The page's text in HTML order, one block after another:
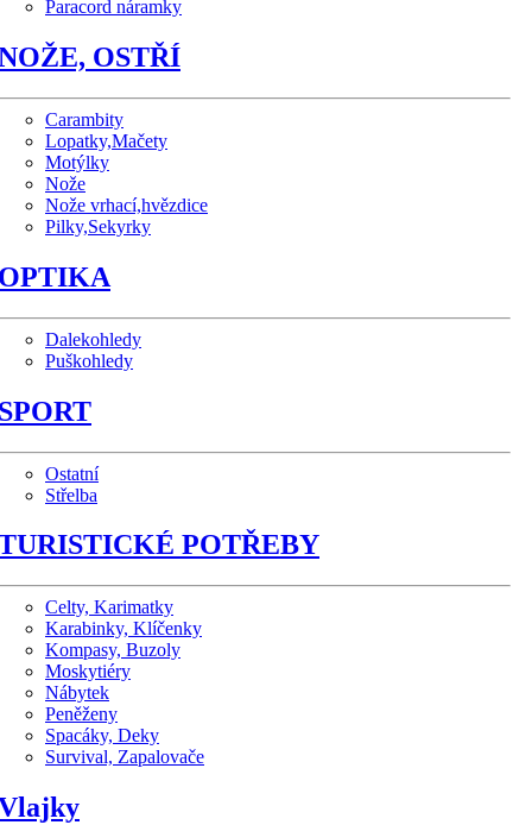
Paracord náramky
OSTŘÍ
Carambity
Lopatky,Mačety
Motýlky
Nože
Nože vrhací,hvězdice
Pilky,Sekyrky
Dalekohledy
Puškohledy
Ostatní
Střelba
POTŘEBY
Celty, Karimatky
Karabinky, Klíčenky
Kompasy, Buzoly
Moskytiéry
Nábytek
Peněženy
Spacáky, Deky
Survival, Zapalovače